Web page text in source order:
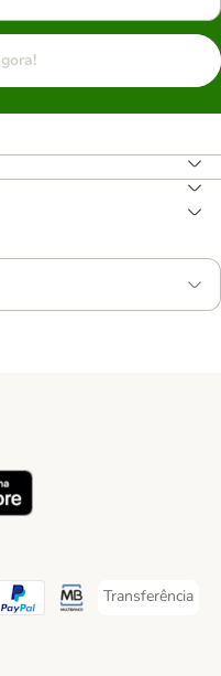
Method
Method
Payment Method
Payment Method
Multibanco Payment
Transferência
Transferência